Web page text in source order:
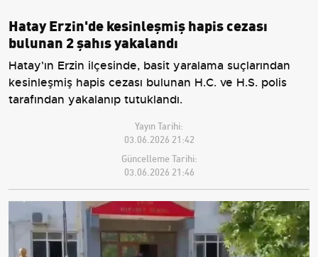
Hatay Erzin'de kesinleşmiş hapis cezası
bulunan 2 şahıs yakalandı
Hatay'ın Erzin ilçesinde, basit yaralama suçlarından
kesinleşmiş hapis cezası bulunan H.C. ve H.S. polis
tarafından yakalanıp tutuklandı.
Yayın Tarihi:
03.06.2026 21:42
Güncelleme Tarihi:
03.06.2026 21:46